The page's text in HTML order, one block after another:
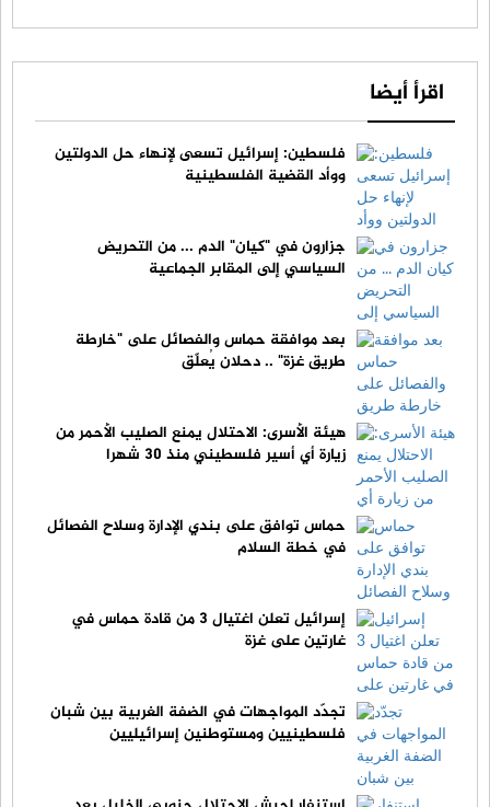
اقرأ أيضا
فلسطين: إسرائيل تسعى لإنهاء حل الدولتين
ووأد القضية الفلسطينية
جزارون في "كيان" الدم ... من التحريض
السياسي إلى المقابر الجماعية
بعد موافقة حماس والفصائل على "خارطة
طريق غزة" .. دحلان يُعلّق
هيئة الأسرى: الاحتلال يمنع الصليب الأحمر من
زيارة أي أسير فلسطيني منذ 30 شهرا
حماس توافق على بندي الإدارة وسلاح الفصائل
في خطة السلام
إسرائيل تعلن اغتيال 3 من قادة حماس في
غارتين على غزة
تجدّد المواجهات في الضفة الغربية بين شبان
فلسطينيين ومستوطنين إسرائيليين